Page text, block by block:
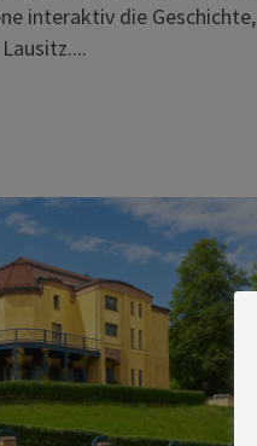
interaktiv die Geschichte,